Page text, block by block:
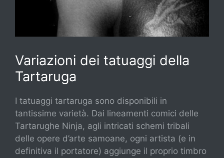
Variazioni dei tatuaggi della
Tartaruga
I tatuaggi tartaruga sono disponibili in
tantissime varietà. Dai lineamenti comici delle
Tartarughe Ninja, agli intricati schemi tribali
delle opere d’arte samoane, ogni artista (e in
definitiva il portatore) aggiunge il proprio timbro